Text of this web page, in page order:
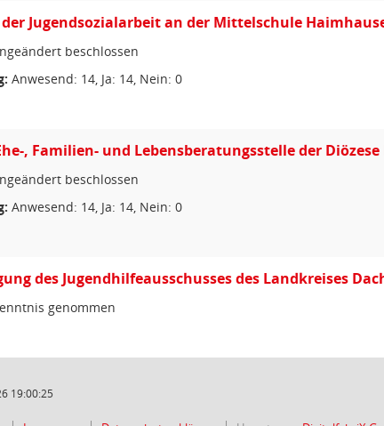
Jugendsozialarbeit an der Mittelschule
beschlossen
Anwesend: 14, Ja: 14, Nein: 0
, Familien- und Lebensberatungsstelle der
beschlossen
Anwesend: 14, Ja: 14, Nein: 0
des Jugendhilfeausschusses des Landkreises
genommen
19:00:25